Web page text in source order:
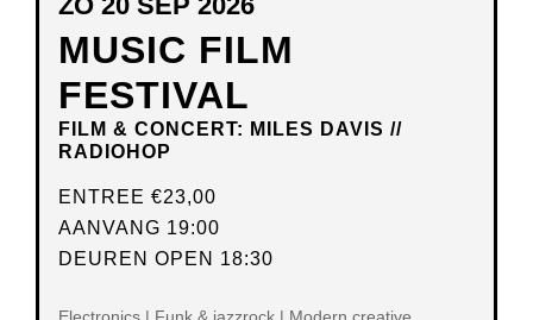
MUSIC FILM
FESTIVAL
FILM & CONCERT: MILES DAVIS //
RADIOHOP
ENTREE €23,00
AANVANG 19:00
DEUREN OPEN 18:30